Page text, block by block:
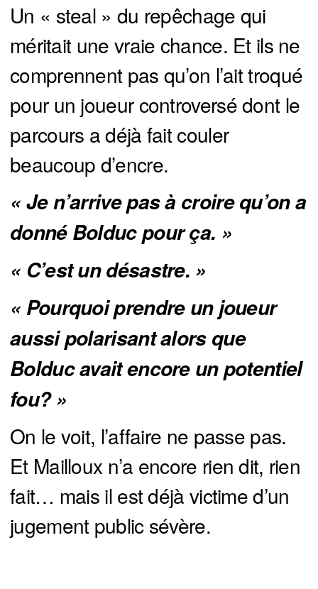
Un « steal » du repêchage qui
méritait une vraie chance. Et ils ne
comprennent pas qu’on l’ait troqué
pour un joueur controversé dont le
parcours a déjà fait couler
beaucoup d’encre.
« Je n’arrive pas à croire qu’on a
donné Bolduc pour ça. »
« C’est un désastre. »
« Pourquoi prendre un joueur
aussi polarisant alors que
Bolduc avait encore un potentiel
fou? »
On le voit, l’affaire ne passe pas.
Et Mailloux n’a encore rien dit, rien
fait… mais il est déjà victime d’un
jugement public sévère.